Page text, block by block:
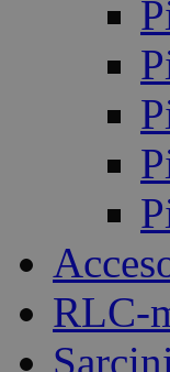
RLC-
Sarcini